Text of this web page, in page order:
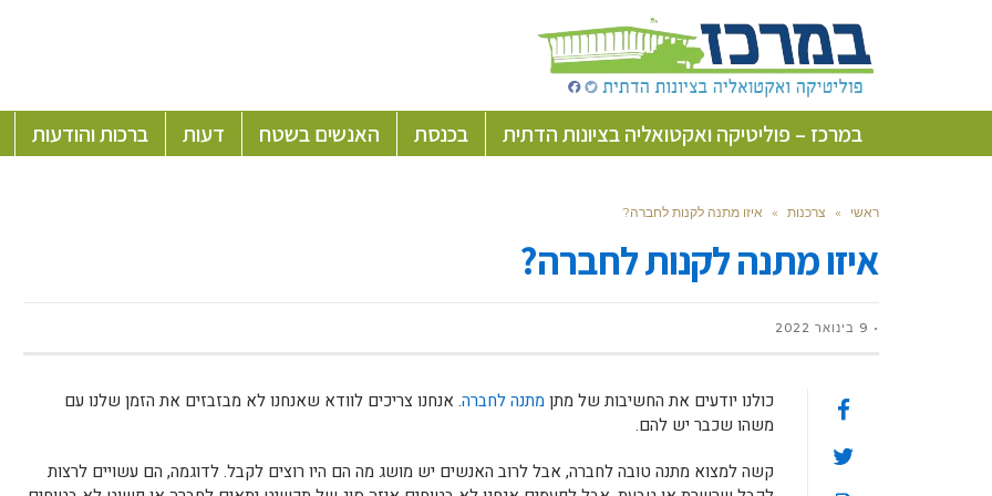
במרכז – פוליטיקה ואקטואליה בציונות הדתית בכנסת האנשים בשטח דעות ברכות והודעות
ראשי » צרכנות » איזו מתנה לקנות לחברה?
איזו מתנה לקנות לחברה?
9 בינואר 2022
כולנו יודעים את החשיבות של מתןמתנה לחברה. אנחנו צריכים לוודא שאנחנו לא מבזבזים את הזמן שלנו עם
משהו שכבר יש להם.
קשה למצוא מתנה טובה לחברה, אבל לרוב האנשים יש מושג מה הם היו רוצים לקבל. לדוגמה, הם עשויים לרצות